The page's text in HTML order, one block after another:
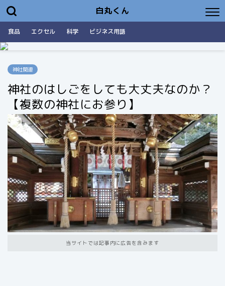
白丸くん
食品 エクセル 科学 ビジネス用語
神社関連
神社のはしごをしても大丈夫なのか？
【複数の神社にお参り】
当サイトでは記事内に広告を含みます